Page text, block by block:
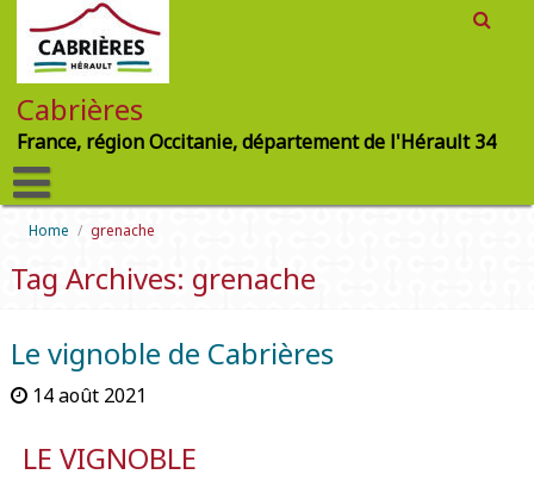
Cabrières
France, région Occitanie, département de l'Hérault 34
Home / grenache
Tag Archives: grenache
Le vignoble de Cabrières
14 août 2021
LE VIGNOBLE